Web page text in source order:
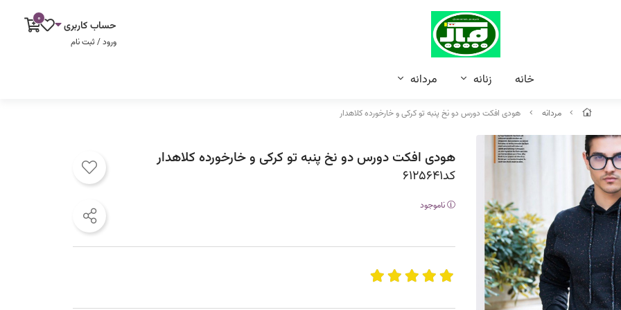
حساب کاربری
ورود / ثبت نام
0
خانه زنانه مردانه
مردانه هودی افکت دورس دو نخ پنبه تو کرکی و خارخورده کلاهدار
هودی افکت دورس دو نخ پنبه تو کرکی و خارخورده کلاهدار
کد
ناموجود